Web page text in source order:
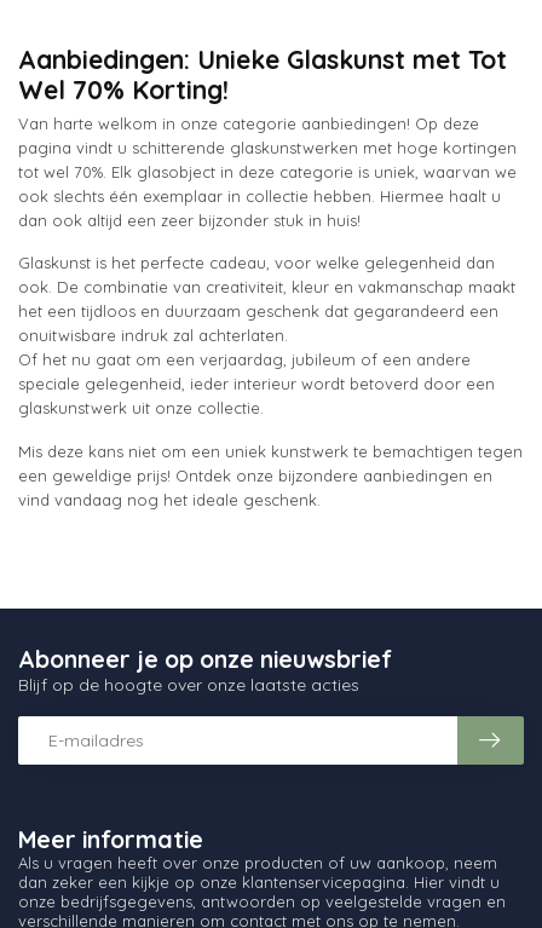
Aanbiedingen: Unieke Glaskunst met Tot
Wel 70% Korting!
Van harte welkom in onze categorie aanbiedingen! Op deze
pagina vindt u schitterende glaskunstwerken met hoge kortingen
tot wel 70%. Elk glasobject in deze categorie is uniek, waarvan we
ook slechts één exemplaar in collectie hebben. Hiermee haalt u
dan ook altijd een zeer bijzonder stuk in huis!
Glaskunst is het perfecte cadeau, voor welke gelegenheid dan
ook. De combinatie van creativiteit, kleur en vakmanschap maakt
het een tijdloos en duurzaam geschenk dat gegarandeerd een
onuitwisbare indruk zal achterlaten.
Of het nu gaat om een verjaardag, jubileum of een andere
speciale gelegenheid, ieder interieur wordt betoverd door een
glaskunstwerk uit onze collectie.
Mis deze kans niet om een uniek kunstwerk te bemachtigen tegen
een geweldige prijs! Ontdek onze bijzondere aanbiedingen en
vind vandaag nog het ideale geschenk.
Meer informatie
Als u vragen heeft over onze producten of uw aankoop, neem
dan zeker een kijkje op onze klantenservicepagina. Hier vindt u
onze bedrijfsgegevens, antwoorden op veelgestelde vragen en
verschillende manieren om contact met ons op te nemen.
Abonneer je op onze nieuwsbrief
Blijf op de hoogte over onze laatste acties